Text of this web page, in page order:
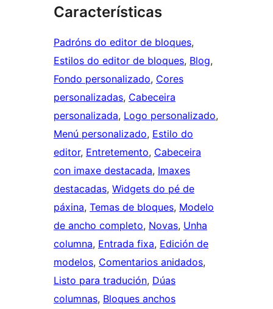
Características
Padróns do editor de bloques
Estilos do editor de bloques, Blog
Fondo personalizado, Cores
personalizadas, Cabeceira
personalizada, Logo personalizado
Menú personalizado, Estilo do
editor, Entretemento, Cabeceira
con imaxe destacada, Imaxes
destacadas, Widgets do pé de
páxina, Temas de bloques, Modelo
de ancho completo, Novas, Unha
columna, Entrada fixa, Edición de
modelos, Comentarios anidados
Listo para tradución, Dúas
columnas, Bloques anchos